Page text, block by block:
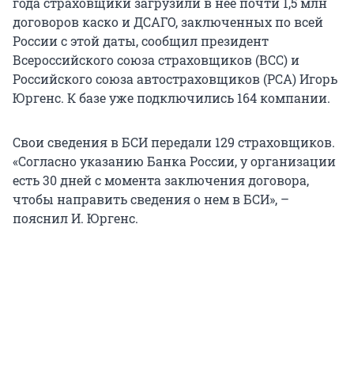
договоров каско и ДСАГО, заключенных по всей
России с этой даты, сообщил президент
Всероссийского союза страховщиков (ВСС) и
Российского союза автостраховщиков (РСА) Игорь
Юргенс. К базе уже подключились 164 компании.
Свои сведения в БСИ передали 129 страховщиков.
«Согласно указанию Банка России, у организации
есть 30 дней с момента заключения договора,
чтобы направить сведения о нем в БСИ», –
пояснил И. Юргенс.